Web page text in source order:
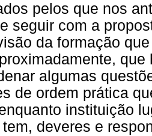
pelos que nos
seguir com a
da formação
algumas
de ordem prática
instituição
deveres e